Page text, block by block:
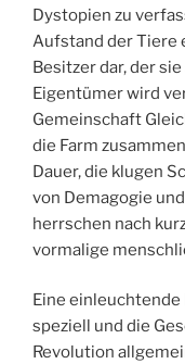
Dystopien zu
Aufstand der Tiere
Besitzer dar, der
Eigentümer wird
Gemeinschaft
die Farm
Dauer, die klugen
von Demagogie
herrschen nach
vormalige
Eine
speziell und die
Revolution